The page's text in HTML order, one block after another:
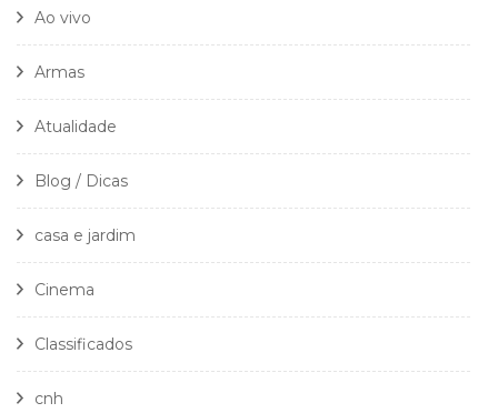
Ao vivo
Armas
Atualidade
Blog / Dicas
casa e jardim
Cinema
Classificados
cnh